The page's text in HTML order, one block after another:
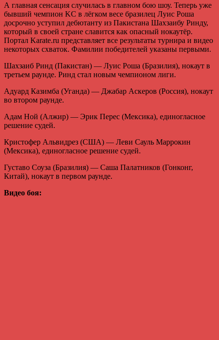
А главная сенсация случилась в главном бою шоу. Теперь уже
бывший чемпион KC в лёгком весе бразилец Луис Роша
досрочно уступил дебютанту из Пакистана Шахзаибу Ринду,
который в своей стране славится как опасный нокаутёр.
Портал Karate.ru представляет все результаты турнира и видео
некоторых схваток. Фамилии победителей указаны первыми.
Шахзаиб Ринд (Пакистан) — Луис Роша (Бразилия), нокаут в
третьем раунде. Ринд стал новым чемпионом лиги.
Адуард Казимба (Уганда) — Джабар Аскеров (Россия), нокаут
во втором раунде.
Адам Ной (Алжир) — Эрик Перес (Мексика), единогласное
решение судей.
Кристофер Альвидрез (США) — Леви Сауль Маррокин
(Мексика), единогласное решение судей.
Густаво Соуза (Бразилия) — Саша Палатников (Гонконг,
Китай), нокаут в первом раунде.
Видео боя: